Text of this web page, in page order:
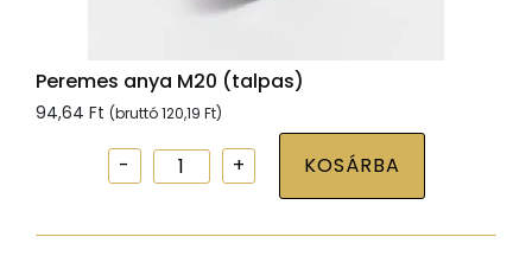
Peremes anya M20 (talpas)
94,64 Ft (bruttó120,19 Ft)
Peremes
anya
KOSÁRBA